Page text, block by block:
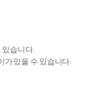
있습니다.
가 있을 수 있습니다.